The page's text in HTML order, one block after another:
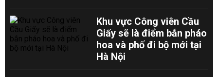
Khu vực Công viên Cầu
Giấy sẽ là điểm bắn pháo
hoa và phố đi bộ mới tại
Hà Nội